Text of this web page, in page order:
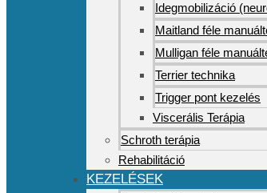
Idegmobilizáció
Maitland féle
Mulligan féle
Terrier technika
Trigger pont kezelés
Viscerális Terápia
Schroth terápia
Rehabilitáció
KEZELÉSEK